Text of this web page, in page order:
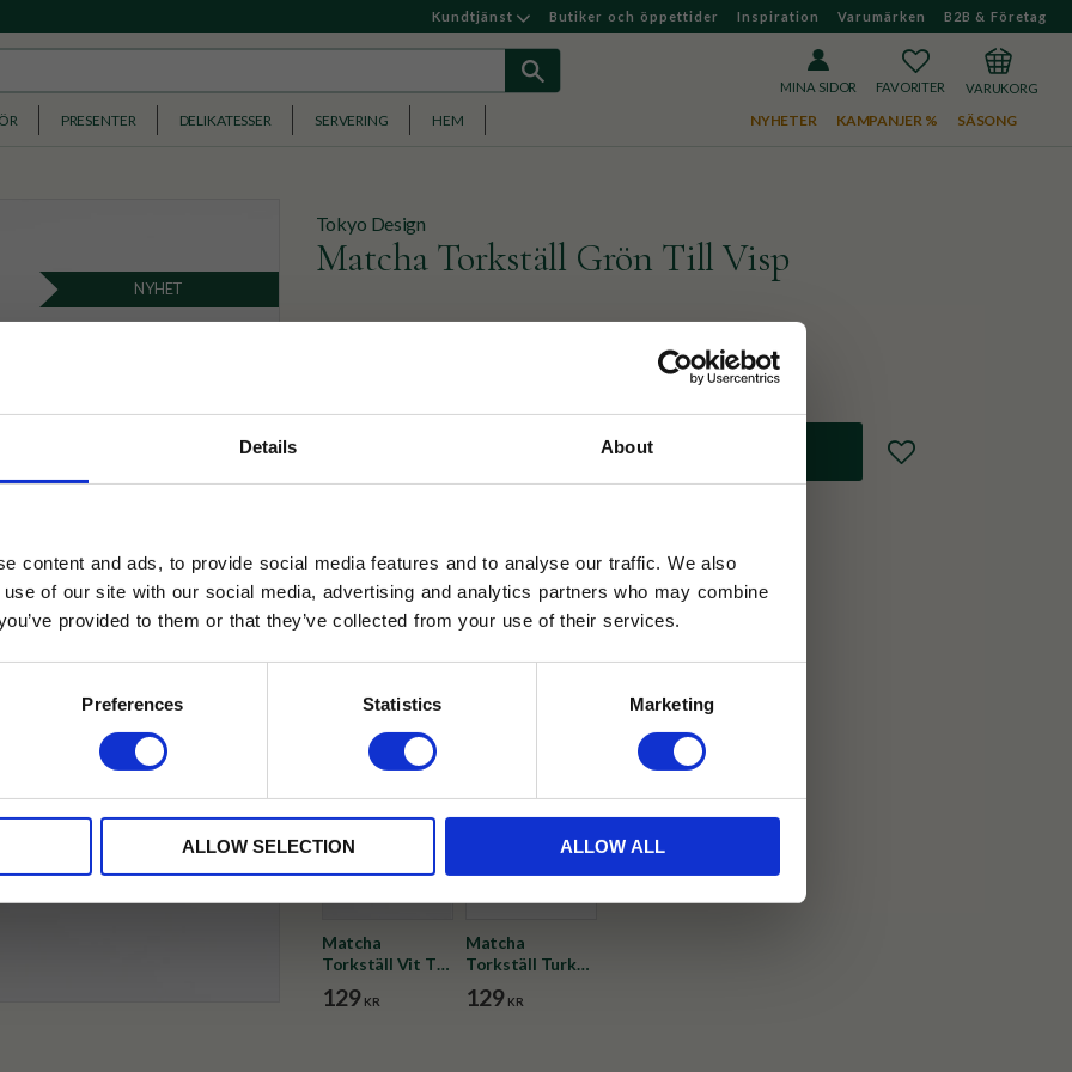
Details About
content and ads, to provide social media features and to analyse our traffic. We also
of our site with our social media, advertising and analytics partners who may combine
provided to them or that they’ve collected from your use of their services.
Preferences Statistics Marketing
ALLOW SELECTION ALLOW ALL
Kundtjänst Butiker och öppettider Inspiration Varumärken B2B & Företag
MINA SIDOR
FAVORITERKUNDVAGN
PRESENTER DELIKATESSER SERVERING HEM NYHETER KAMPANJER % SÄSONG
Tokyo Design
Matcha Torkställ Grön Till Visp
NYHET
Lägg till i favoriter
✓ Fri frakt över 399 kr
✓ Betala direkt eller inom 30 dagar
Visa alla produkter från Tokyo Design
Matcha
Torkställ Vit Till
Visp
129 KR
Matcha
Torkställ Turkos
Till Visp
129 KR
Läs mer
Rabatten fungerar endast
med andra erbjudanden.